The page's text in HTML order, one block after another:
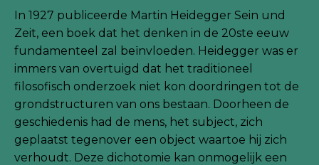
In 1927 publiceerde Martin Heidegger Sein und
Zeit, een boek dat het denken in de 20ste eeuw
fundamenteel zal beïnvloeden. Heidegger was er
immers van overtuigd dat het traditioneel
filosofisch onderzoek niet kon doordringen tot de
grondstructuren van ons bestaan. Doorheen de
geschiedenis had de mens, het subject, zich
geplaatst tegenover een object waartoe hij zich
verhoudt. Deze dichotomie kan onmogelijk een